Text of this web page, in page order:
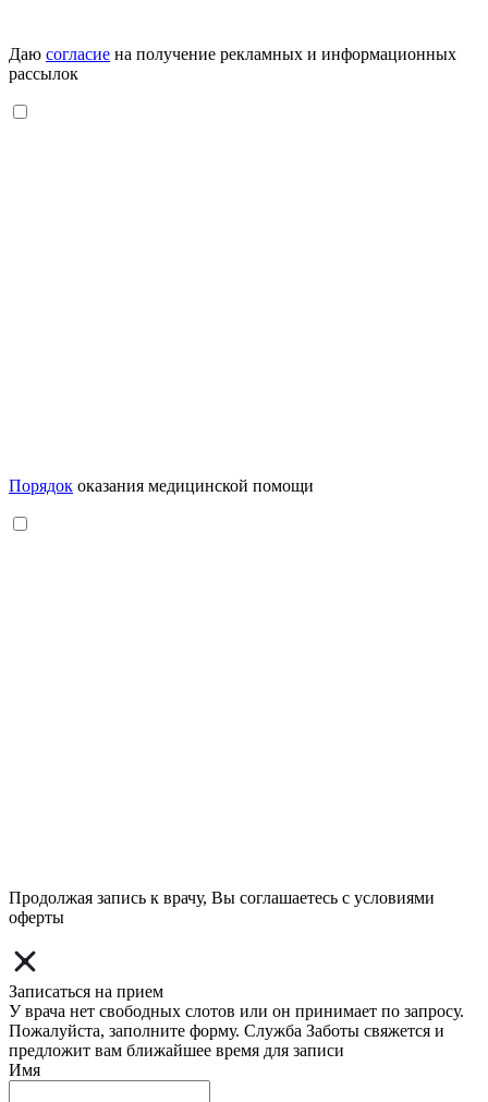
Даю согласие на получение рекламных и информационных
рассылок
Порядок оказания медицинской помощи
Продолжая запись к врачу, Вы соглашаетесь с условиями
оферты
Записаться на прием
У врача нет свободных слотов или он принимает по запросу.
Пожалуйста, заполните форму. Служба Заботы свяжется и
предложит вам ближайшее время для записи
Имя